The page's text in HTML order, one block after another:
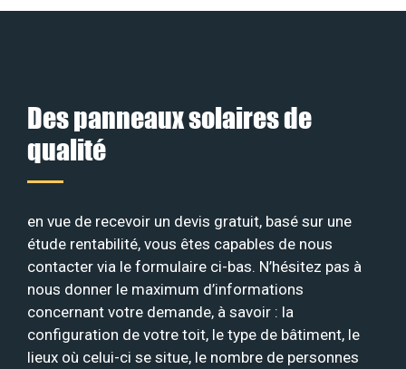
Des panneaux solaires de
qualité
en vue de recevoir un devis gratuit, basé sur une
étude rentabilité, vous êtes capables de nous
contacter via le formulaire ci-bas. N’hésitez pas à
nous donner le maximum d’informations
concernant votre demande, à savoir : la
configuration de votre toit, le type de bâtiment, le
lieux où celui-ci se situe, le nombre de personnes